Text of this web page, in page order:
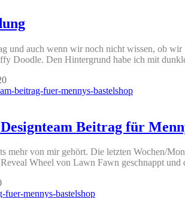
und auch wenn wir noch nicht wissen, ob
Doodle. Den Hintergrund habe ich mit
Beitrag für
mehr von mir gehört. Die letzten Wochen/
Wheel von Lawn Fawn geschnappt